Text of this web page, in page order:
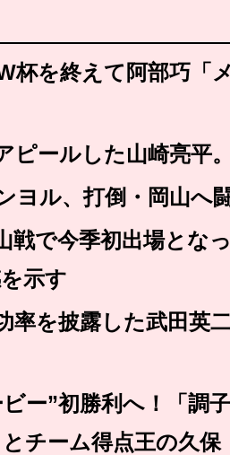
杯を終えて阿部巧「
ピールした山崎亮平
ヨル、打倒・岡山へ
戦で今季初出場とな
示す
率を披露した武田英
ー”初勝利へ！「調
チーム得点王の久保